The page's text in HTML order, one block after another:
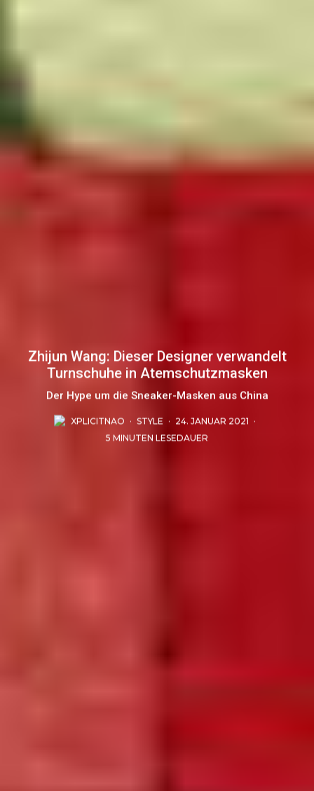
Zhijun Wang: Dieser Designer verwandelt
Turnschuhe in Atemschutzmasken
Der Hype um die Sneaker-Masken aus China
XPLICITNAO · STYLE · 24. JANUAR 2021 ·
5 MINUTEN LESEDAUER